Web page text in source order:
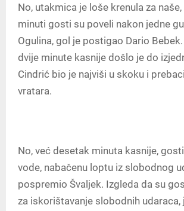
No, utakmica je loše krenula za
minuti gosti su poveli nakon jedne
Ogulina, gol je postigao Dario
dvije minute kasnije došlo je do
Cindrić bio je najviši u skoku i
vratara.
No, već desetak minuta kasnije,
vode, nabačenu loptu iz slobodnog
pospremio Švaljek. Izgleda da su
za iskorištavanje slobodnih udaraca,